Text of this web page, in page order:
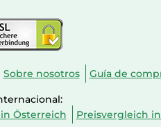
Sobre nosotros Guía de
Österreich Preisvergleich